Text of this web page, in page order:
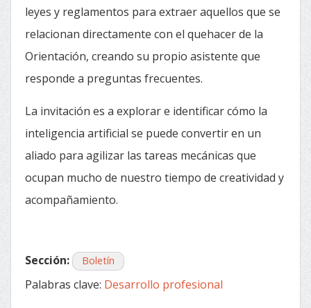
leyes y reglamentos para extraer aquellos que se
relacionan directamente con el quehacer de la
Orientación, creando su propio asistente que
responde a preguntas frecuentes.
La invitación es a explorar e identificar cómo la
inteligencia artificial se puede convertir en un
aliado para agilizar las tareas mecánicas que
ocupan mucho de nuestro tiempo de creatividad y
acompañamiento.
Sección: Boletín
Palabras clave: Desarrollo profesional